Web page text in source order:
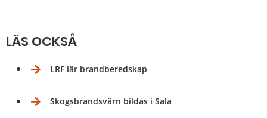
LÄS OCKSÅ
LRF lär brandberedskap
Skogsbrandsvärn bildas i Sala